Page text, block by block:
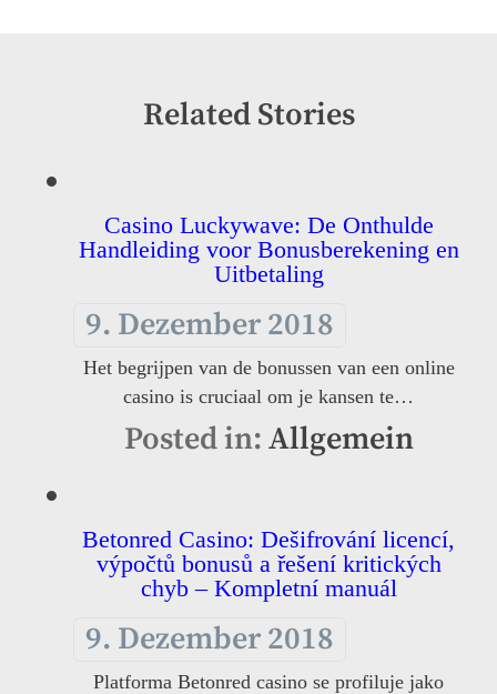
Related Stories
Casino Luckywave: De Onthulde
Handleiding voor Bonusberekening en
Uitbetaling
9. Dezember 2018
Het begrijpen van de bonussen van een online
casino is cruciaal om je kansen te…
Posted in: Allgemein
Betonred Casino: Dešifrování licencí,
výpočtů bonusů a řešení kritických
chyb – Kompletní manuál
9. Dezember 2018
Platforma Betonred casino se profiluje jako